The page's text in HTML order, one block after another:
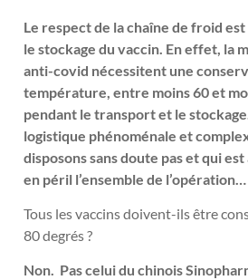
Le respect de la chaîne de froid
le stockage du vaccin. En effet, la
anti-covid nécessitent une
température, entre moins 60 et
pendant le transport et le
logistique phénoménale et
disposons sans doute pas et qui
en péril l’ensemble de l’opération…
Tous les vaccins doivent-ils être
80 degrés ?
Non. Pas celui du chinois